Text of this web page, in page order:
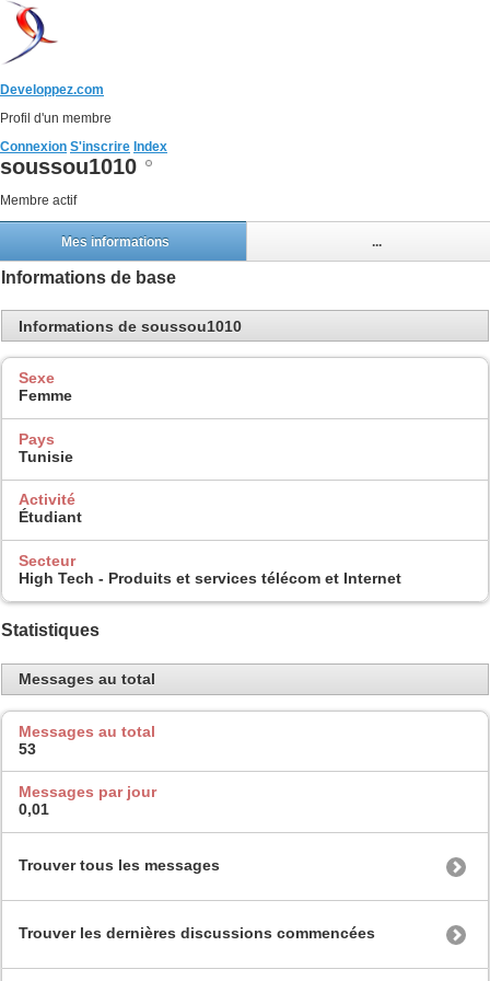
Developpez.com
Profil d'un membre
Connexion S'inscrire Index
soussou1010
Membre actif
Mes informations ...
Informations de base
Informations de soussou1010
Sexe
Femme
Pays
Tunisie
Activité
Étudiant
Secteur
High Tech - Produits et services télécom et Internet
Statistiques
Messages au total
Messages au total
53
Messages par jour
0,01
Trouver tous les messages
Trouver les dernières discussions commencées